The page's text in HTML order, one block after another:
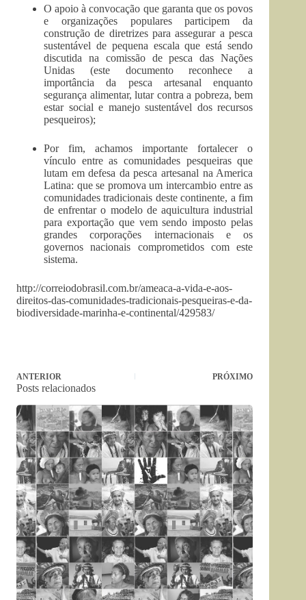
O apoio à convocação que garanta que os povos
e organizações populares participem da
construção de diretrizes para assegurar a pesca
sustentável de pequena escala que está sendo
discutida na comissão de pesca das Nações
Unidas (este documento reconhece a
importância da pesca artesanal enquanto
segurança alimentar, lutar contra a pobreza, bem
estar social e manejo sustentável dos recursos
pesqueiros);
Por fim, achamos importante fortalecer o
vínculo entre as comunidades pesqueiras que
lutam em defesa da pesca artesanal na America
Latina: que se promova um intercambio entre as
comunidades tradicionais deste continente, a fim
de enfrentar o modelo de aquicultura industrial
para exportação que vem sendo imposto pelas
grandes corporações internacionais e os
governos nacionais comprometidos com este
sistema.
http://correiodobrasil.com.br/ameaca-a-vida-e-aos-
direitos-das-comunidades-tradicionais-pesqueiras-e-da-
biodiversidade-marinha-e-continental/429583/
ANTERIOR PRÓXIMO
Posts relacionados